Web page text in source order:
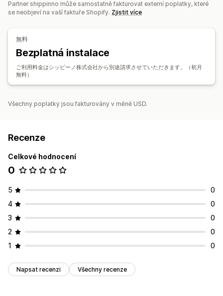
Partner shippinno může samostatně fakturovat externí poplatky, které
se neobjeví na vaší faktuře Shopify. Zjistit více
無料
Bezplatná instalace
ご利用料金はシッピーノ株式会社から別途請求させていただきます。（初月
無料）
Všechny poplatky jsou fakturovány v měně USD.
Recenze
Celkové hodnocení
0
5
0
4
0
3
0
2
0
1
0
Napsat recenzi Všechny recenze